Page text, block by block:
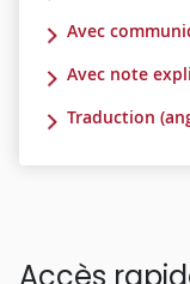
Avec
Avec note
Traduction
Accès